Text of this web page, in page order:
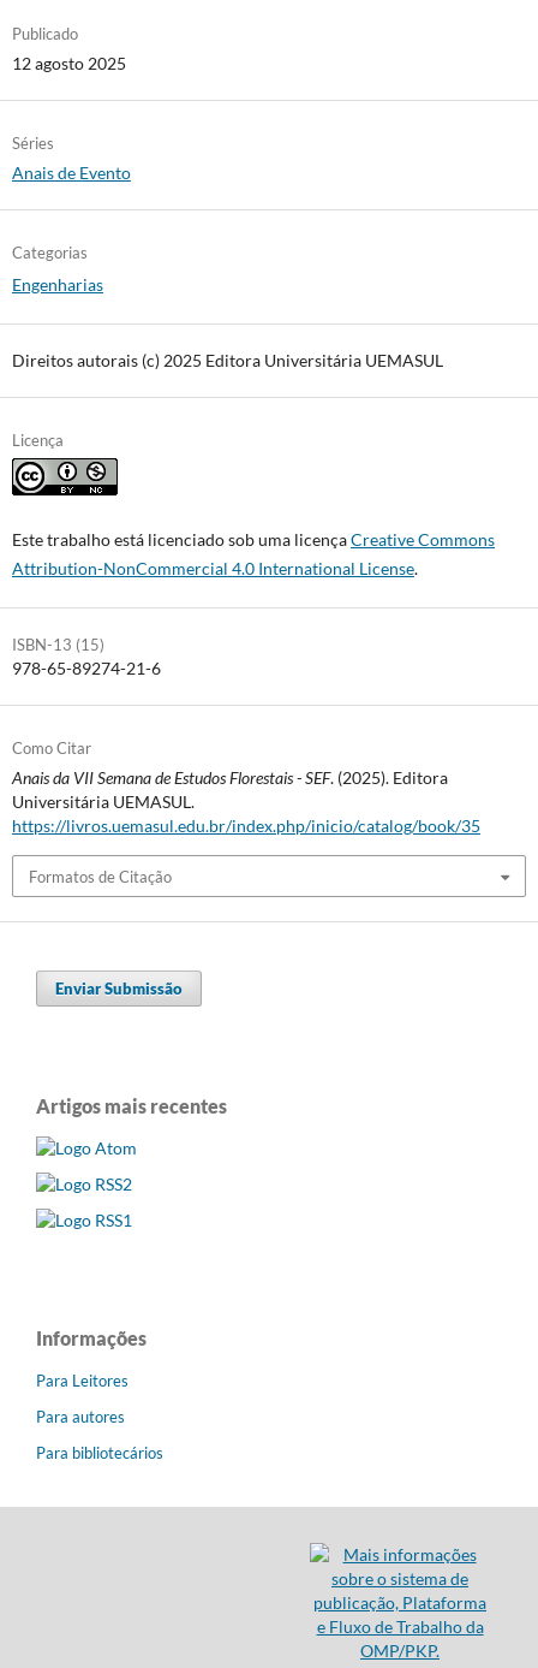
Publicado
12 agosto 2025
Séries
Anais de Evento
Categorias
Engenharias
Direitos autorais (c) 2025 Editora Universitária UEMASUL
Licença
Este trabalho está licenciado sob uma licençaCreative Commons
Attribution-NonCommercial 4.0 International License.
ISBN-13 (15)
978-65-89274-21-6
Como Citar
Anais da VII Semana de Estudos Florestais - SEF. (2025). Editora
Universitária UEMASUL.
https://livros.uemasul.edu.br/index.php/inicio/catalog/book/35
Formatos de Citação
Enviar Submissão
Artigos mais recentes
Informações
Para Leitores
Para autores
Para bibliotecários